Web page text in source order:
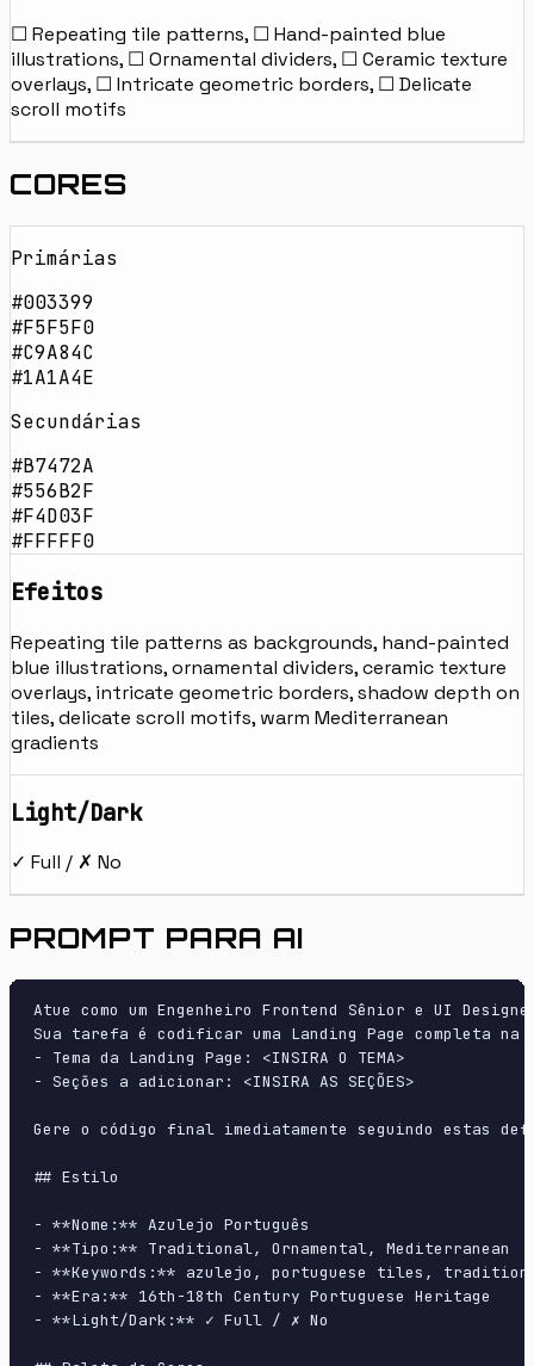
☐ Repeating tile patterns, ☐ Hand-painted blue
illustrations, ☐ Ornamental dividers, ☐ Ceramic texture
overlays, ☐ Intricate geometric borders, ☐ Delicate
scroll motifs
CORES
Primárias
#003399
#F5F5F0
#C9A84C
#1A1A4E
Secundárias
#B7472A
#556B2F
#F4D03F
#FFFFF0
Efeitos
Repeating tile patterns as backgrounds, hand-painted
blue illustrations, ornamental dividers, ceramic texture
overlays, intricate geometric borders, shadow depth on
tiles, delicate scroll motifs, warm Mediterranean
gradients
Light/Dark
✓ Full / ✗ No
PROMPT PARA AI
Atue como um Engenheiro Frontend Sênior e UI
Sua tarefa é codificar uma Landing Page completa
- Tema da Landing Page: <INSIRA O TEMA>
- Seções a adicionar: <INSIRA AS SEÇÕES>
Gere o código final imediatamente seguindo estas
## Estilo
- **Nome:** Azulejo Português
- **Tipo:** Traditional, Ornamental, Mediterranean
- **Keywords:** azulejo, portuguese tiles,
- **Era:** 16th-18th Century Portuguese Heritage
- **Light/Dark:** ✓ Full / ✗ No